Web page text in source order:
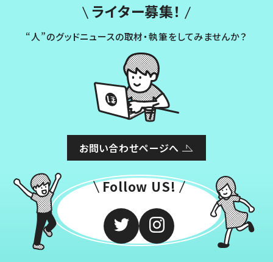
ライター募集！
“人”のグッドニュースの取材・執筆をしてみませんか？
お問い合わせページへ
Follow US!